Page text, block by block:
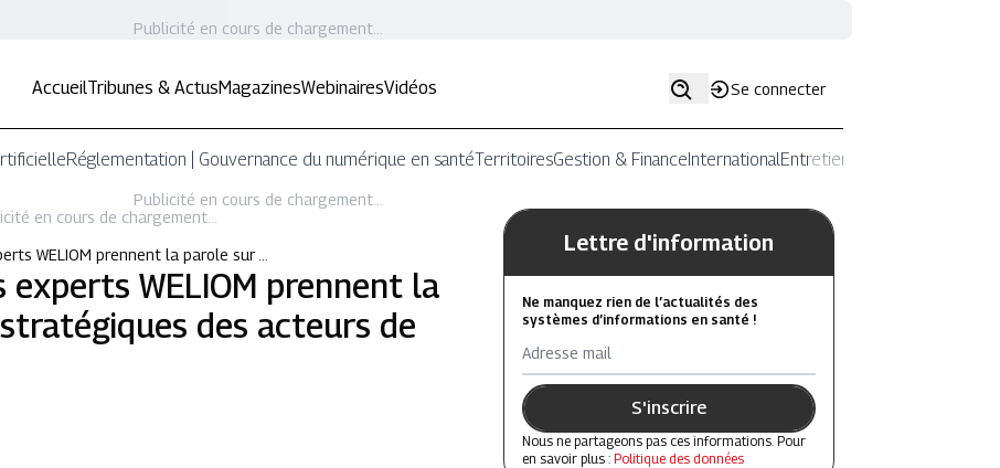
Publicité en cours de chargement...
AccueilTribunes & ActusMagazinesWebinairesVidéos Se connecter
Réglementation | Gouvernance du numérique en santéTerritoiresGestion & FinanceInternationalEntretiens
Publicité en cours de chargement...
en cours de chargement...
WELIOM prennent la parole sur …
experts WELIOM prennent la
des acteurs de
Lettre d'information
Ne manquez rien de l’actualités des
systèmes d’informations en santé !
Adresse mail
S'inscrire
Nous ne partageons pas ces informations. Pour
en savoir plus : Politique des données